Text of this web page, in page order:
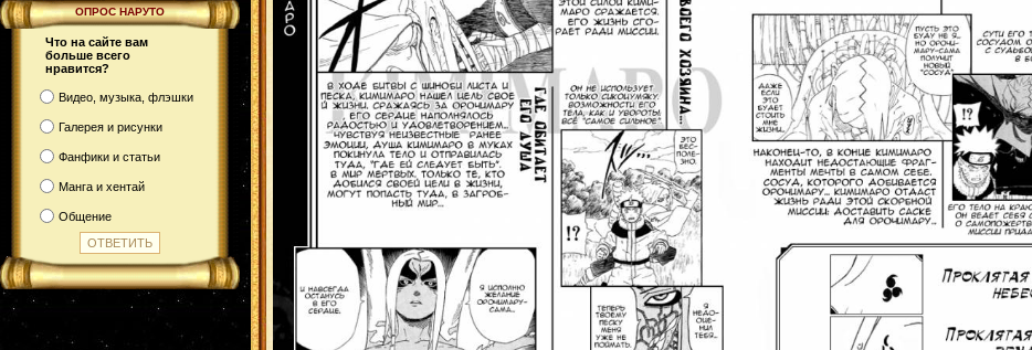
ОПРОС НАРУТО
Что на сайте вам
больше всего
нравится?
Видео, музыка, флэшки
Галерея и рисунки
Фанфики и статьи
Манга и хентай
Общение